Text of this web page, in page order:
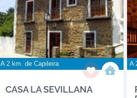
A 2 km. de Capileira
CASA LA SEVILLANA
A